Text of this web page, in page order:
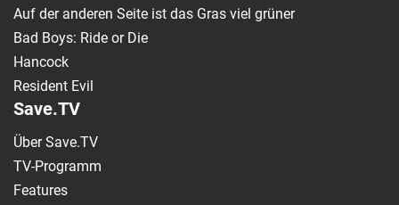
Auf der anderen Seite ist das Gras viel grüner
Bad Boys: Ride or Die
Hancock
Resident Evil
Save.TV
Über Save.TV
TV-Programm
Features